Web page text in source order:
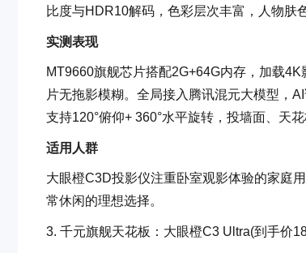
比度与HDR10解码，色彩层次丰富，人物肤
实测表现
MT9660旗舰芯片搭配2G+64G内存，加载
片无拖影模糊。全局接入腾讯混元大模型，
支持120°俯仰+ 360°水平旋转，投墙面、天
适用人群
大眼橙C3D投影仪注重卧室观影体验的家庭
常休闲的理想选择。
3. 千元旗舰天花板：大眼橙C3 Ultra(到手价